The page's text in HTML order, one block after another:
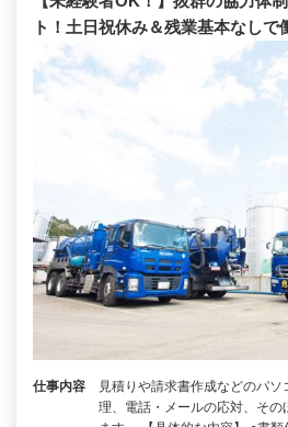
ト！土日祝休み＆残業基本なしで
仕事内容
見積りや請求書作成などのパ
理、電話・メールの応対、その